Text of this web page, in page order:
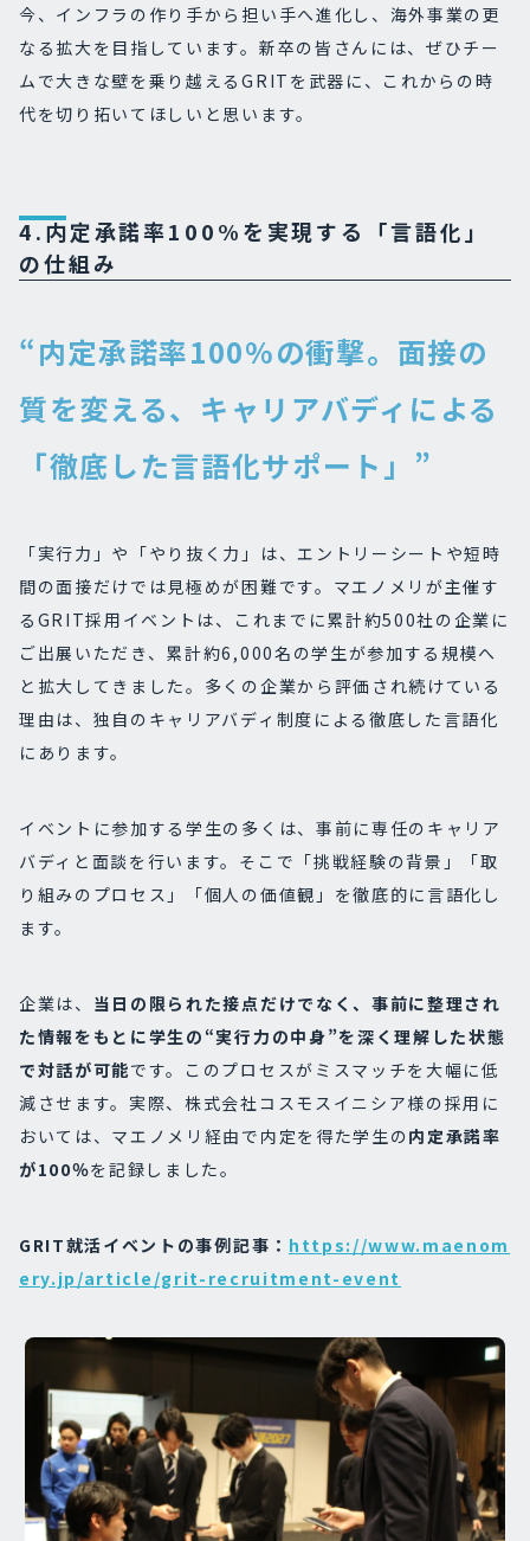
今、インフラの作り手から担い手へ進化し、海外事業の更
なる拡大を目指しています。新卒の皆さんには、ぜひチー
ムで大きな壁を乗り越えるGRITを武器に、これからの時
代を切り拓いてほしいと思います。
4.内定承諾率100%を実現する「言語化」
の仕組み
“内定承諾率100%の衝撃。面接の
質を変える、キャリアバディによる
「徹底した言語化サポート」”
「実行力」や「やり抜く力」は、エントリーシートや短時
間の面接だけでは見極めが困難です。マエノメリが主催す
るGRIT採用イベントは、これまでに累計約500社の企業に
ご出展いただき、累計約6,000名の学生が参加する規模へ
と拡大してきました。多くの企業から評価され続けている
理由は、独自のキャリアバディ制度による徹底した言語化
にあります。
イベントに参加する学生の多くは、事前に専任のキャリア
バディと面談を行います。そこで「挑戦経験の背景」「取
り組みのプロセス」「個人の価値観」を徹底的に言語化し
ます。
企業は、 当日の限られた接点だけでなく、事前に整理され
た情報をもとに学生の“実行力の中身”を深く理解した状態
で対話が可能です。このプロセスがミスマッチを大幅に低
減させます。実際、株式会社コスモスイニシア様の採用に
おいては、マエノメリ経由で内定を得た学生の内定承諾率
が100％を記録しました。
GRIT就活イベントの事例記事： https://www.maenom
ery.jp/article/grit-recruitment-event